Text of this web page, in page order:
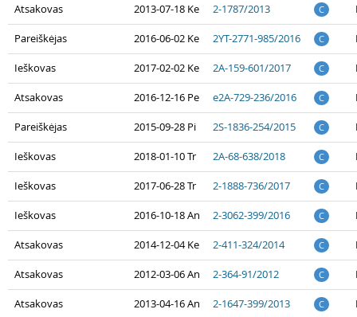
Atsakovas 2013-07-18 Ke 2-1787/2013 C
Pareiškėjas 2016-06-02 Ke 2YT-2771-985/2016 C
Ieškovas 2017-02-02 Ke 2A-159-601/2017 C
Atsakovas 2016-12-16 Pe e2A-729-236/2016 C
Pareiškėjas 2015-09-28 Pi 2S-1836-254/2015 C
Ieškovas 2018-01-10 Tr 2A-68-638/2018 C
Ieškovas 2017-06-28 Tr 2-1888-736/2017 C
Ieškovas 2016-10-18 An 2-3062-399/2016 C
Atsakovas 2014-12-04 Ke 2-411-324/2014 C
Atsakovas 2012-03-06 An 2-364-91/2012 C
Atsakovas 2013-04-16 An 2-1647-399/2013 C